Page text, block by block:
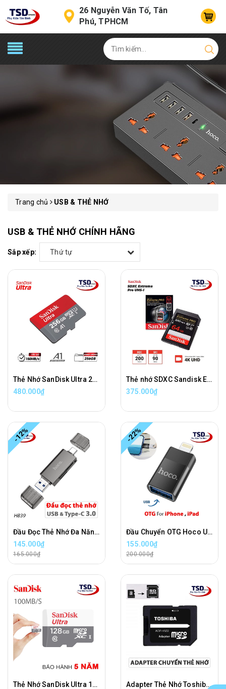
26 Nguyễn Văn Tố, Tân
Phú, TPHCM
Trang chủ USB & THẺ NHỚ
USB & THẺ NHỚ CHÍNH HÃNG
Sắp xếp: Thứ tự
Thẻ Nhớ SanDisk Ultra 256GB 150MB/s MicroSDXC Chính Hãng
480.000₫
Thẻ nhớ SDXC Sandisk Extreme Pro 64GB V30 U3 C10 UHS-I Chính Hãng
375.000₫
-12%
Đầu Đọc Thẻ Nhớ Đa Năng 2 in 1 Hoco HB39 Tốc Độ Cao
145.000₫
165.000₫
-22%
Đầu Chuyển OTG Hoco UA17 Cho iPhone, iPad Dùng Cổng Lightning Chính Hãng
155.000₫
200.000₫
Thẻ Nhớ SanDisk Ultra 128GB 100MB/s MicroSDXC Chính Hãng
Adapter Thẻ Nhớ Toshiba Chuyển Đổi Thẻ Nhớ Micro SD Sang Thẻ Nhớ SD Chính Hãng